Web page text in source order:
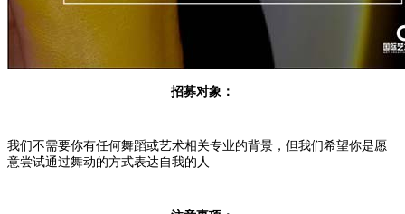
招募对象：
我们不需要你有任何舞蹈或艺术相关专业的背景，但我们希望你是愿
意尝试通过舞动的方式表达自我的人